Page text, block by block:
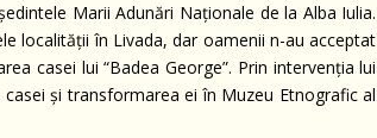
Marii Adunări Naționale de la Alba Iulia.
localităţii în Livada, dar oamenii n-au acceptat
casei lui “Badea George”. Prin intervenţia lui
şi transformarea ei în Muzeu Etnografic al